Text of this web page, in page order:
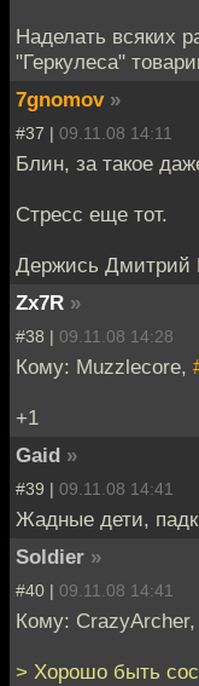
Наделать всяких
"Геркулеса"
7gnomov »
#37 | 09.11.08 14:11
Блин, за такое
Стресс еще тот.
Держись Дмитрий
Zx7R »
#38 | 09.11.08 14:28
Кому: Muzzlecore,
+1
Gaid »
#39 | 09.11.08 14:41
Жадные дети,
Soldier »
#40 | 09.11.08 14:41
Кому: CrazyArcher,
> Хорошо быть